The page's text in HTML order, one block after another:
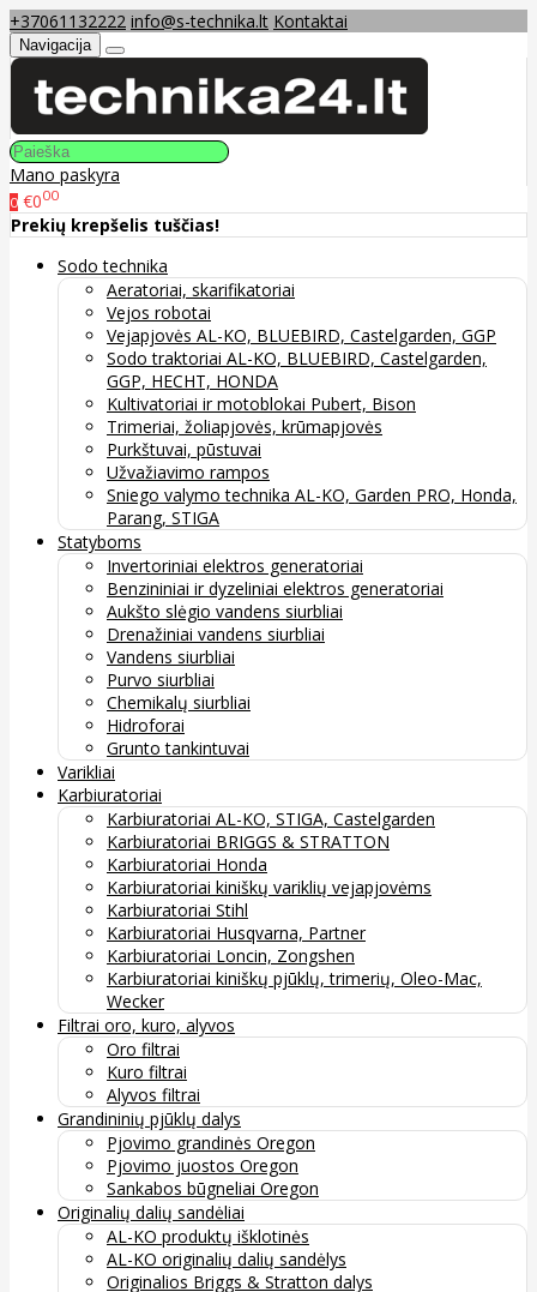
+37061132222 info@s-technika.lt Kontaktai
Navigacija
Mano paskyra
0 €000
Prekių krepšelis tuščias!
Sodo technika
Aeratoriai, skarifikatoriai
Vejos robotai
Vejapjovės AL-KO, BLUEBIRD, Castelgarden, GGP
Sodo traktoriai AL-KO, BLUEBIRD, Castelgarden,
GGP, HECHT, HONDA
Kultivatoriai ir motoblokai Pubert, Bison
Trimeriai, žoliapjovės, krūmapjovės
Purkštuvai, pūstuvai
Užvažiavimo rampos
Sniego valymo technika AL-KO, Garden PRO, Honda,
Parang, STIGA
Statyboms
Invertoriniai elektros generatoriai
Benzininiai ir dyzeliniai elektros generatoriai
Aukšto slėgio vandens siurbliai
Drenažiniai vandens siurbliai
Vandens siurbliai
Purvo siurbliai
Chemikalų siurbliai
Hidroforai
Grunto tankintuvai
Varikliai
Karbiuratoriai
Karbiuratoriai AL-KO, STIGA, Castelgarden
Karbiuratoriai BRIGGS & STRATTON
Karbiuratoriai Honda
Karbiuratoriai kiniškų variklių vejapjovėms
Karbiuratoriai Stihl
Karbiuratoriai Husqvarna, Partner
Karbiuratoriai Loncin, Zongshen
Karbiuratoriai kiniškų pjūklų, trimerių, Oleo-Mac,
Wecker
Filtrai oro, kuro, alyvos
Oro filtrai
Kuro filtrai
Alyvos filtrai
Grandininių pjūklų dalys
Pjovimo grandinės Oregon
Pjovimo juostos Oregon
Sankabos būgneliai Oregon
Originalių dalių sandėliai
AL-KO produktų išklotinės
AL-KO originalių dalių sandėlys
Originalios Briggs & Stratton dalys